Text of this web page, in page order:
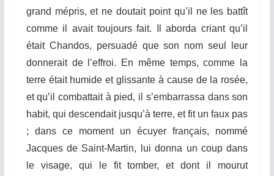
grand mépris, et ne doutait point qu’il ne les battît
comme il avait toujours fait.
aborda criant qu’il
était Chandos, persuadé que son nom seul leur
donnerait de l’effroi. En même temps, comme la
terre était humide et glissante à cause de la rosée,
et qu’il combattait à pied, il s’embarrassa dans son
habit, qui descendait jusqu’à terre, et fit un faux pas
; dans ce moment un écuyer français, nommé
Jacques de Saint-Martin, lui donna un coup dans
le visage, qui le fit tomber, et dont il mourut